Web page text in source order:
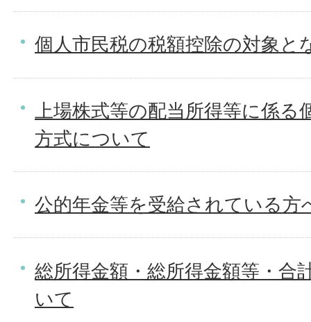
個人市民税の税額控除の対象と
上場株式等の配当所得等に係
方式について
公的年金等を受給されている方
総所得金額・総所得金額等・合
いて